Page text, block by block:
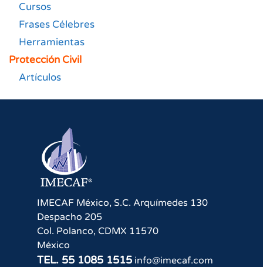
Cursos
Frases Célebres
Herramientas
Protección Civil
Artículos
IMECAF México, S.C. Arquímedes 130
Despacho 205
Col. Polanco, CDMX 11570
México
TEL. 55 1085 1515 info@imecaf.com